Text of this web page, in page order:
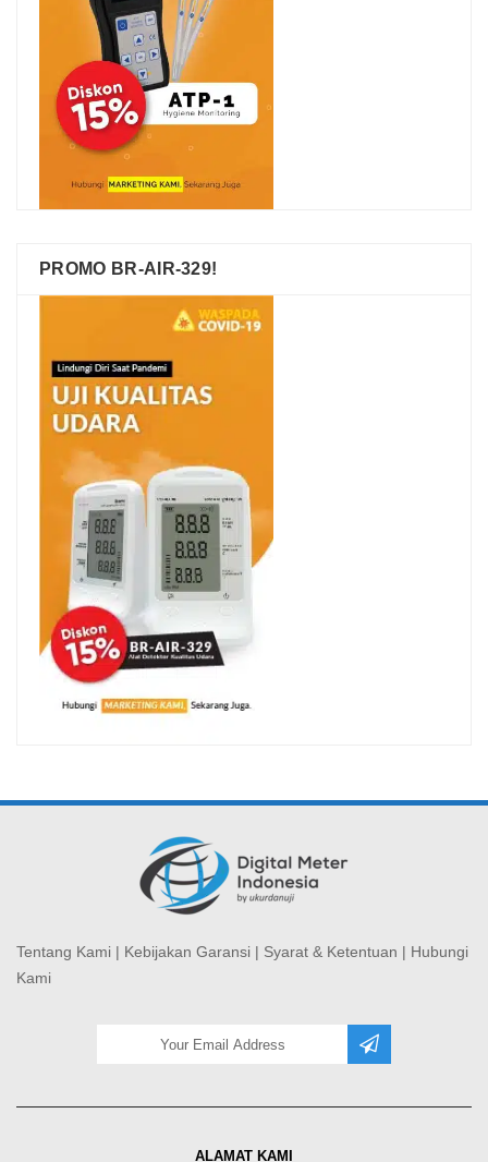
PROMO BR-AIR-329!
Tentang Kami | Kebijakan Garansi | Syarat & Ketentuan | Hubungi
Kami
ALAMAT KAMI